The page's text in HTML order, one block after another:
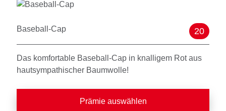
Baseball-Cap 20
Das komfortable Baseball-Cap in knalligem Rot aus
hautsympathischer Baumwolle!
Prämie auswählen